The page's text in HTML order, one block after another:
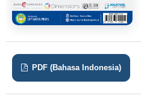
PDF (Bahasa Indonesia)